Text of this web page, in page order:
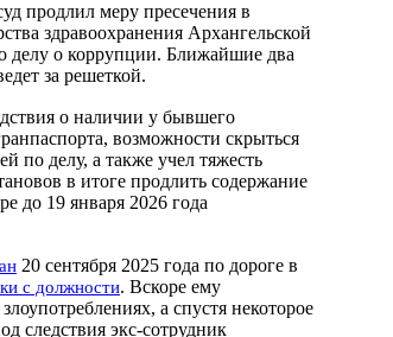
продлил меру пресечения в
здравоохранения Архангельской
делу о коррупции. Ближайшие два
за решеткой.
о наличии у бывшего
возможности скрыться
по делу, а также учел тяжесть
в итоге продлить содержание
до 19 января 2026 года
20 сентября 2025 года по дороге в
с должности. Вскоре ему
а спустя некоторое
следствия экс-сотрудник